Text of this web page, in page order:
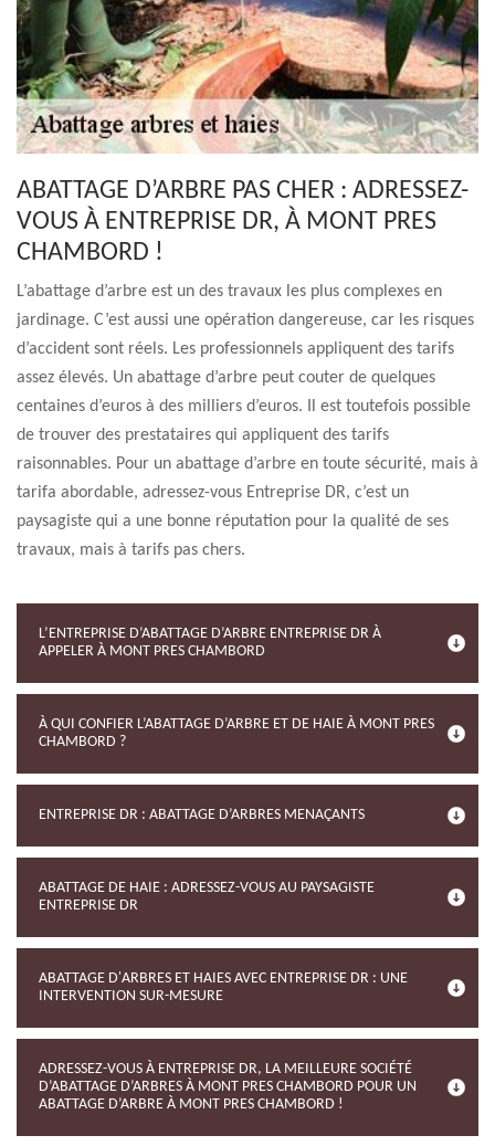
ABATTAGE D’ARBRE PAS CHER : ADRESSEZ-
VOUS À ENTREPRISE DR, À MONT PRES
CHAMBORD !
L’abattage d’arbre est un des travaux les plus complexes en
jardinage. C’est aussi une opération dangereuse, car les risques
d’accident sont réels. Les professionnels appliquent des tarifs
assez élevés. Un abattage d’arbre peut couter de quelques
centaines d’euros à des milliers d’euros. Il est toutefois possible
de trouver des prestataires qui appliquent des tarifs
raisonnables. Pour un abattage d’arbre en toute sécurité, mais à
tarifa abordable, adressez-vous Entreprise DR, c’est un
paysagiste qui a une bonne réputation pour la qualité de ses
travaux, mais à tarifs pas chers.
L’ENTREPRISE D’ABATTAGE D’ARBRE ENTREPRISE DR À
APPELER À MONT PRES CHAMBORD
À QUI CONFIER L’ABATTAGE D’ARBRE ET DE HAIE À MONT PRES
CHAMBORD ?
ENTREPRISE DR : ABATTAGE D’ARBRES MENAÇANTS
ABATTAGE DE HAIE : ADRESSEZ-VOUS AU PAYSAGISTE
ENTREPRISE DR
ABATTAGE D'ARBRES ET HAIES AVEC ENTREPRISE DR : UNE
INTERVENTION SUR-MESURE
ADRESSEZ-VOUS À ENTREPRISE DR, LA MEILLEURE SOCIÉTÉ
D’ABATTAGE D’ARBRES À MONT PRES CHAMBORD POUR UN
ABATTAGE D’ARBRE À MONT PRES CHAMBORD !